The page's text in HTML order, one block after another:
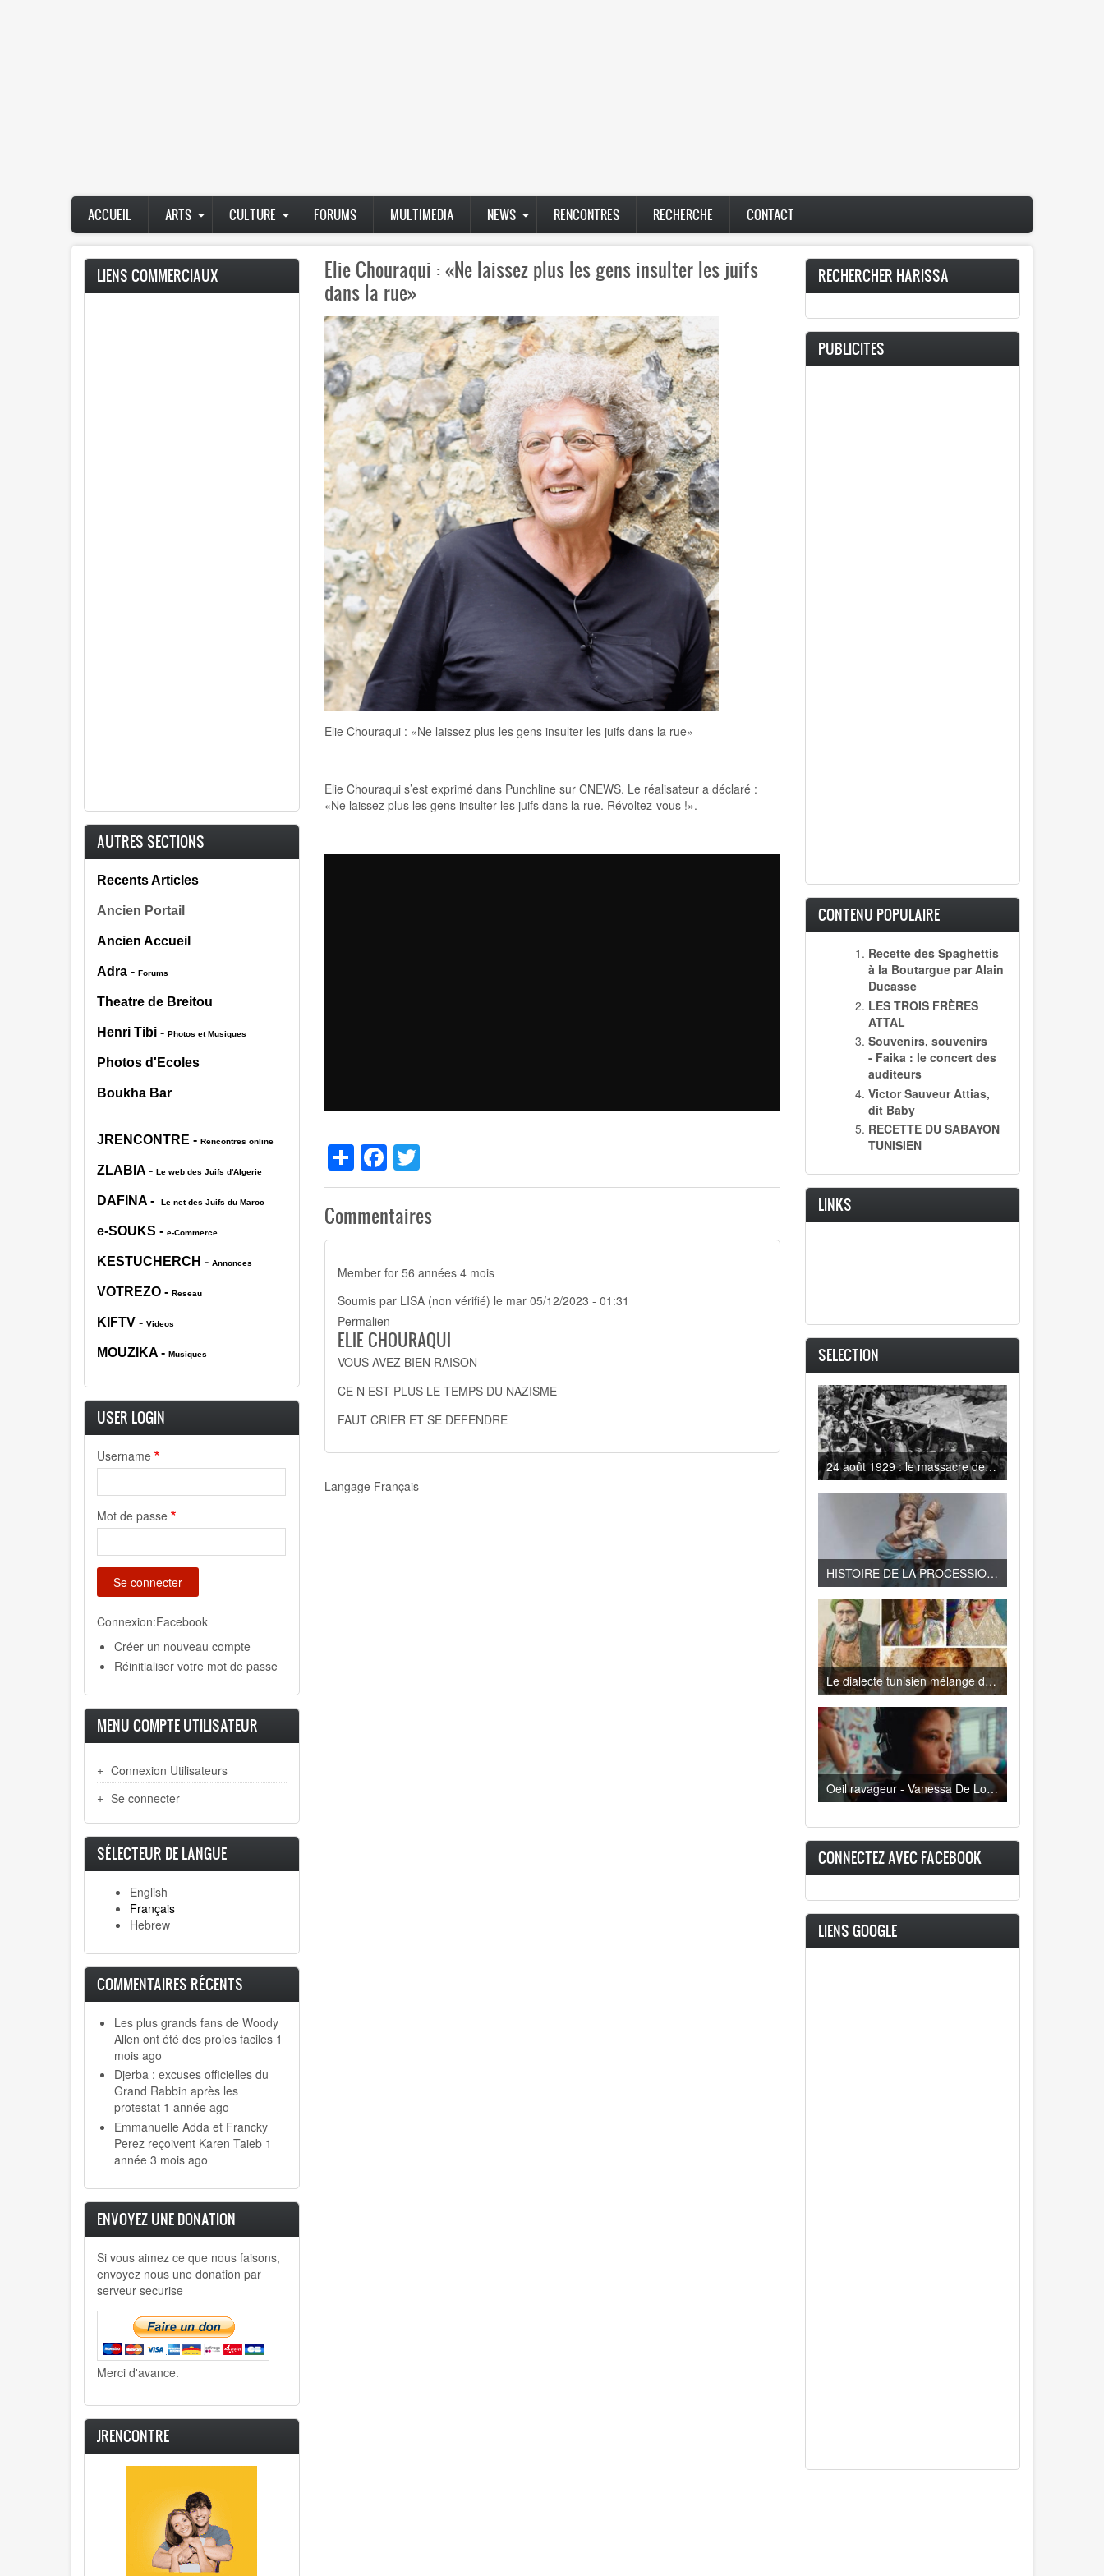
Main
navigation
ACCUEIL ARTS CULTURE FORUMS MULTIMEDIA NEWS RENCONTRES RECHERCHE CONTACT
LIENS COMMERCIAUX
AUTRES SECTIONS
Recents Articles
Ancien Portail
Ancien Accueil
Adra - Forums
Theatre de Breitou
Henri Tibi - Photos et Musiques
Photos d'Ecoles
Boukha Bar
JRENCONTRE - Rencontres online
ZLABIA - Le web des Juifs d'Algerie
DAFINA - Le net des Juifs du Maroc
e-SOUKS - e-Commerce
KESTUCHERCH - Annonces
VOTREZO - Reseau
KIFTV - Videos
MOUZIKA - Musiques
USER LOGIN
Username
Mot de passe
Connexion:Facebook
Créer un nouveau compte
Réinitialiser votre mot de passe
MENU COMPTE UTILISATEUR
Connexion Utilisateurs
Se connecter
SÉLECTEUR DE LANGUE
English
Français
Hebrew
COMMENTAIRES RÉCENTS
Les plus grands fans de Woody
Allen ont été des proies faciles 1
mois ago
Djerba : excuses officielles du
Grand Rabbin après les
protestat 1 année ago
Emmanuelle Adda et Francky
Perez reçoivent Karen Taieb 1
année 3 mois ago
ENVOYEZ UNE DONATION
Si vous aimez ce que nous faisons,
envoyez nous une donation par
serveur securise
Merci d'avance.
JRENCONTRE
Elie Chouraqui : «Ne laissez plus les gens insulter les juifs
dans la rue»
Elie Chouraqui : «Ne laissez plus les gens insulter les juifs dans la rue»
Elie Chouraqui s’est exprimé dans Punchline sur CNEWS. Le réalisateur a déclaré :
«Ne laissez plus les gens insulter les juifs dans la rue. Révoltez-vous !».
ShareFacebook
Twitter
Commentaires
Member for56 années 4 mois
Soumis par LISA (non vérifié) le mar 05/12/2023 - 01:31
Permalien
ELIE CHOURAQUI
VOUS AVEZ BIEN RAISON
CE N EST PLUS LE TEMPS DU NAZISME
FAUT CRIER ET SE DEFENDRE
LangageFrançais
RECHERCHER HARISSA
PUBLICITES
CONTENU POPULAIRE
Recette des Spaghettis
à la Boutargue par Alain
Ducasse
LES TROIS FRÈRES
ATTAL
Souvenirs, souvenirs
- Faika : le concert des
auditeurs
Victor Sauveur Attias,
dit Baby
RECETTE DU SABAYON
TUNISIEN
LINKS
SELECTION
24 août 1929 : le massacre des juifs d'Hébron
HISTOIRE DE LA PROCESSION DE LA VIERGE DE TRAPANI A LA GOULETTE
Le dialecte tunisien mélange de Turc, d’Espagnol, de Français , de Berbère, d’Italien…
Oeil ravageur - Vanessa De Loya Stauber
CONNECTEZ AVEC FACEBOOK
LIENS GOOGLE